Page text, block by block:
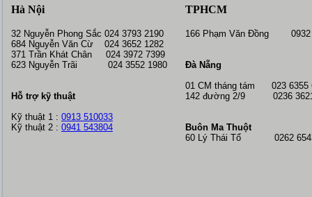
Hà Nội
32 Nguyễn Phong Sắc 024 3793 2190
684 Nguyễn Văn Cừ 024 3652 1282
371 Trần Khát Chân 024 3972 7399
623 Nguyễn Trãi 024 3552 1980
Hỗ trợ kỹ thuật
Kỹ thuật 1 : 0913 510033
Kỹ thuật 2 : 0941 543804
TPHCM
166 Phạm Văn Đồng 0932
Đà Nẵng
01 CM tháng tám 023 6355
142 đường 2/9 0236
Buôn Ma Thuột
60 Lý Thái Tổ 0262